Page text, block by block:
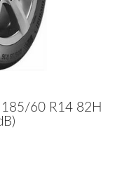
60 R14 82H